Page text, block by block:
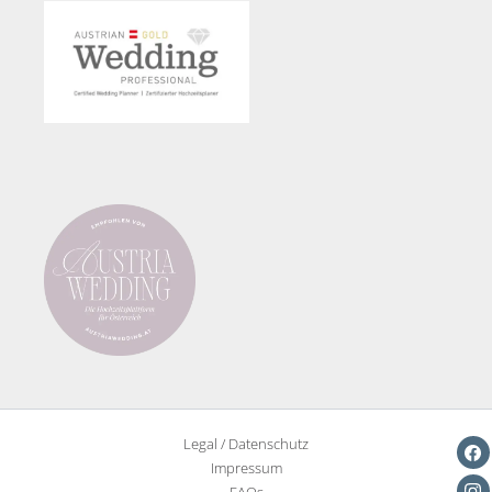
Legal / Datenschutz
Impressum